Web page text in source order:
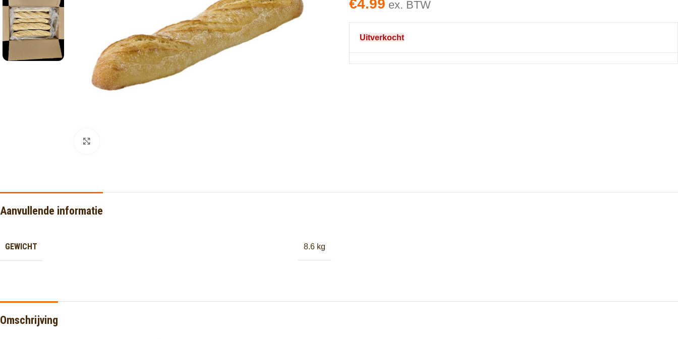
€4.99 ex. BTW
Uitverkocht
Aanvullende informatie
GEWICHT 8.6 kg
Omschrijving